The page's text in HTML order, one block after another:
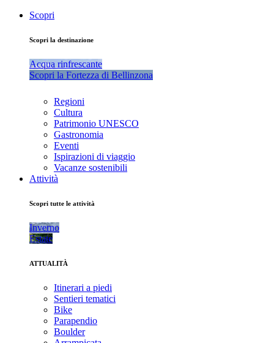
Scopri
Scopri la destinazione
Acqua rinfrescante
Scopri la Fortezza di Bellinzona
Regioni
Cultura
Patrimonio UNESCO
Gastronomia
Eventi
Ispirazioni di viaggio
Vacanze sostenibili
Attività
Scopri tutte le attività
Inverno
Estate
ATTUALITÀ
Itinerari a piedi
Sentieri tematici
Bike
Parapendio
Boulder